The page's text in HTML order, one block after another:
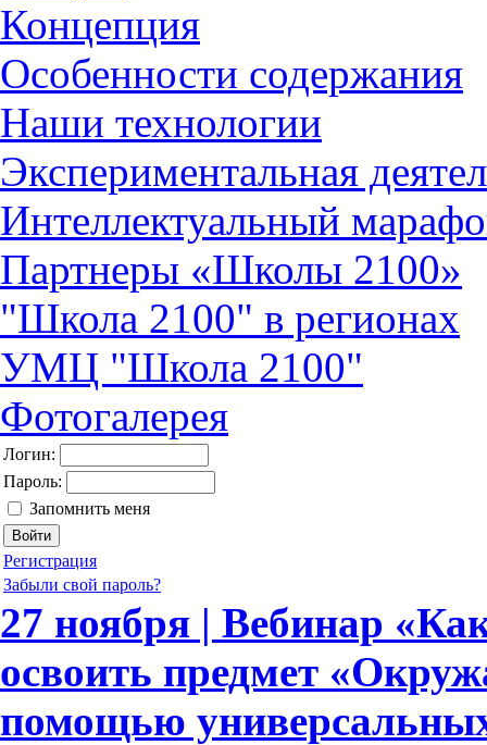
Концепция
Особенности содержания
Наши технологии
Экспериментальная
Интеллектуальный
Партнеры «Школы 2100»
"Школа 2100" в регионах
УМЦ "Школа 2100"
Фотогалерея
Логин:
Пароль:
Запомнить меня
Регистрация
Забыли свой пароль?
27 ноября | Вебинар
освоить предмет
помощью